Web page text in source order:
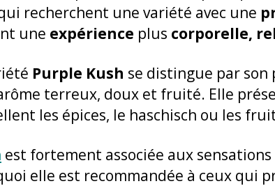
recherchent une variété avec une
une expérience plus corporelle,
Purple Kush se distingue par son
terreux, doux et fruité. Elle
les épices, le haschisch ou les
est fortement associée aux sensations
elle est recommandée à ceux qui